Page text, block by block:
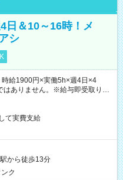
日＆10～16時！メ
シ
給1900円×実働5h×週4日×4
ありません。※給与即受取りサ
て実費支給
から徒歩13分
ク